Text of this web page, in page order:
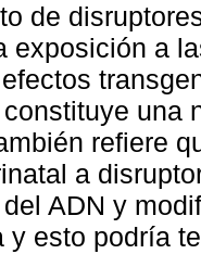
de
exposición a
una
refiere
a
ADN y
y esto podría